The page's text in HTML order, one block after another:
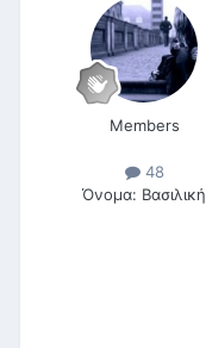
Members
48
Όνομα: Βασιλική